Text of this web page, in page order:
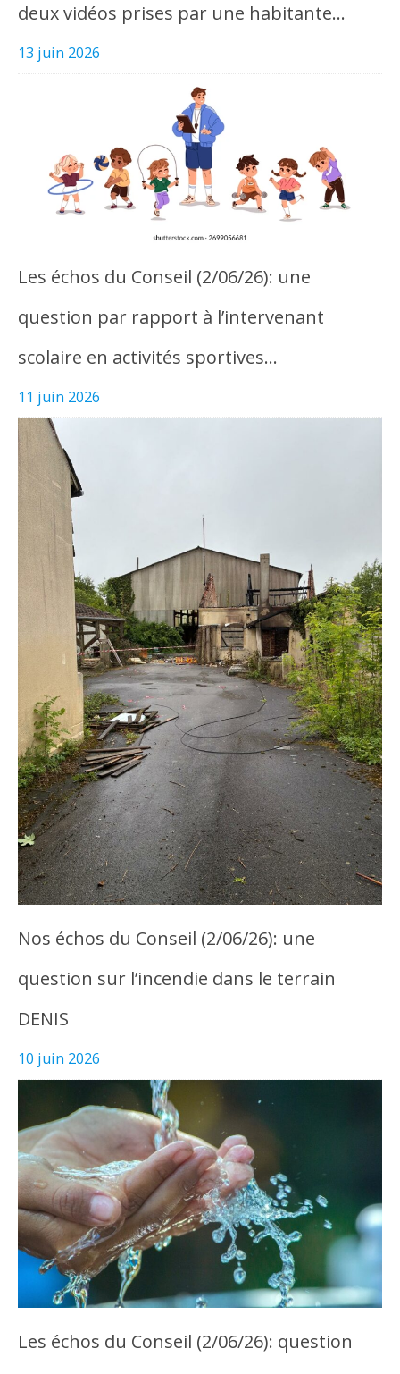
deux vidéos prises par une habitante…
13 juin 2026
Les échos du Conseil (2/06/26): une
question par rapport à l’intervenant
scolaire en activités sportives…
11 juin 2026
Nos échos du Conseil (2/06/26): une
question sur l’incendie dans le terrain
DENIS
10 juin 2026
Les échos du Conseil (2/06/26): question